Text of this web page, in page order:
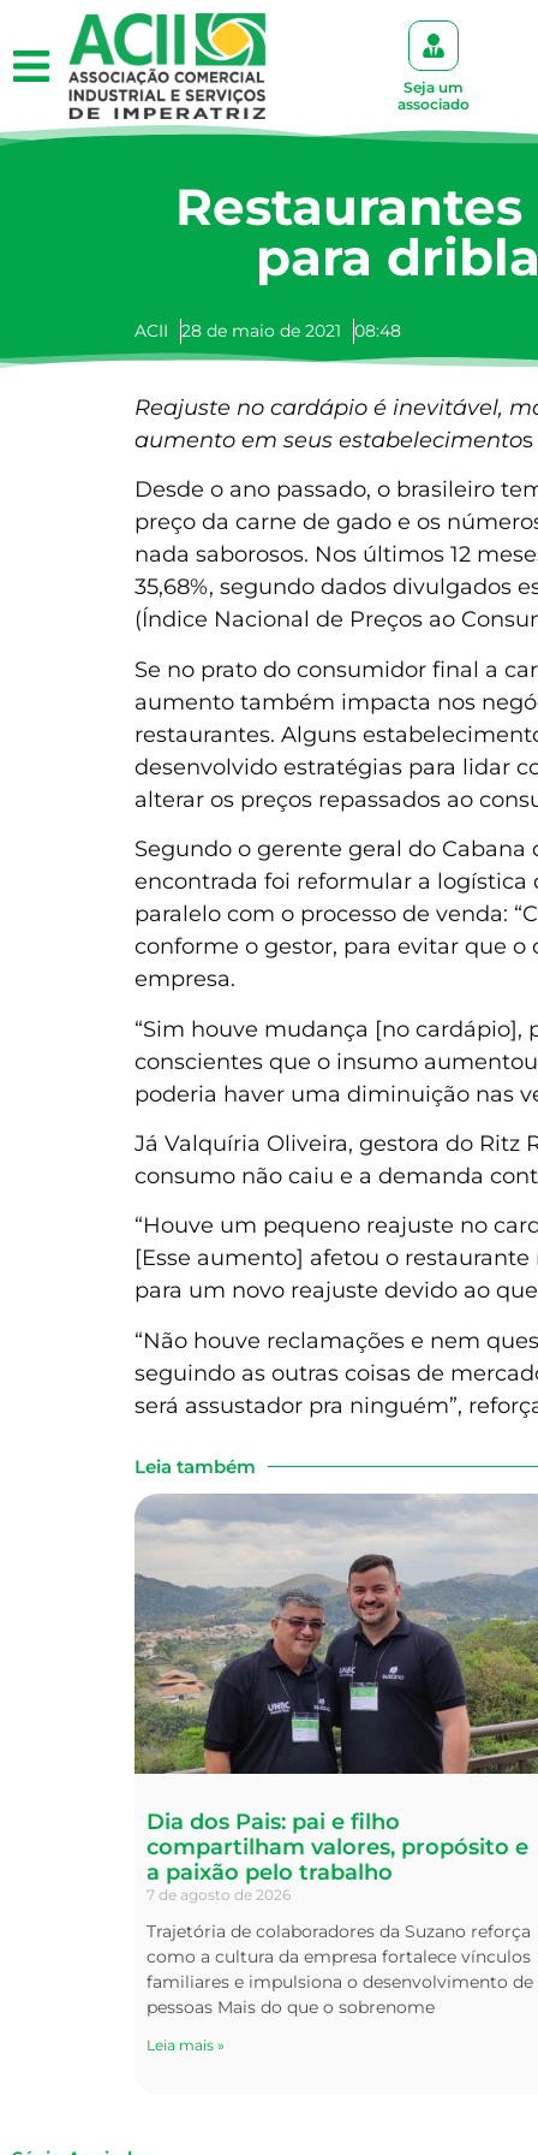
Seja um
associado
para
ACII 28 de maio de 2021 08:48
Reajuste no cardápio é inevitável,
aumento em seus estabelecimentos
Desde o ano passado, o brasileiro
preço da carne de gado e os
nada saborosos. Nos últimos 12
35,68%, segundo dados divulgados
(Índice Nacional de Preços ao
Se no prato do consumidor final a
aumento também impacta nos
restaurantes. Alguns
desenvolvido estratégias para lidar
alterar os preços repassados ao
Segundo o gerente geral do Cabana
encontrada foi reformular a logística
paralelo com o processo de venda:
conforme o gestor, para evitar que
empresa.
“Sim houve mudança [no cardápio],
conscientes que o insumo
poderia haver uma diminuição nas
Já Valquíria Oliveira, gestora do
consumo não caiu e a demanda
“Houve um pequeno reajuste no
[Esse aumento] afetou o
para um novo reajuste devido ao
“Não houve reclamações e nem
seguindo as outras coisas de
será assustador pra ninguém”,
Leia também
Dia dos Pais: pai e filho
compartilham valores, propósito e
a paixão pelo trabalho
7 de agosto de 2026
Trajetória de colaboradores da Suzano reforça
como a cultura da empresa fortalece vínculos
familiares e impulsiona o desenvolvimento de
pessoas Mais do que o sobrenome
Leia mais »